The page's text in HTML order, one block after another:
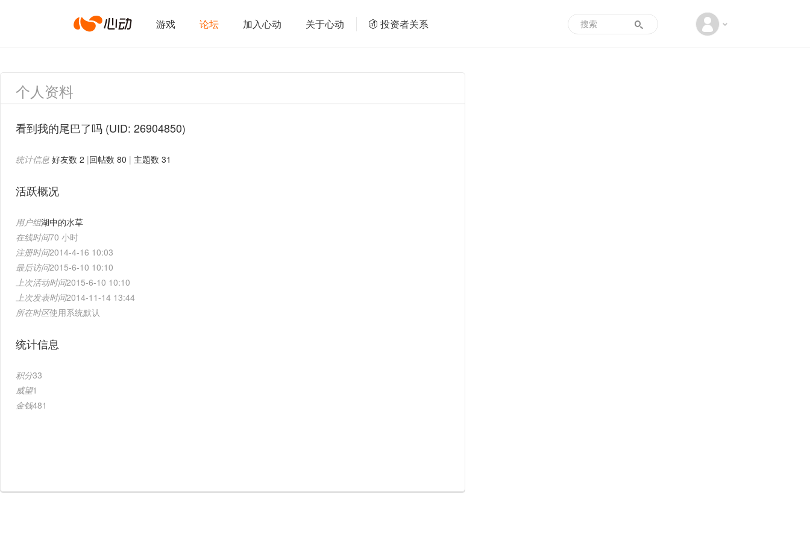
心
动
络
游戏 论坛 加入心动 关于心动 投资者关系
个人资料
看到我的尾巴了吗 (UID: 26904850)
统计信息 好友数 2 |回帖数 80 | 主题数 31
活跃概况
用户组湖中的水草
在线时间70 小时
注册时间2014-4-16 10:03
最后访问2015-6-10 10:10
上次活动时间2015-6-10 10:10
上次发表时间2014-11-14 13:44
所在时区使用系统默认
统计信息
积分33
威望1
金钱481